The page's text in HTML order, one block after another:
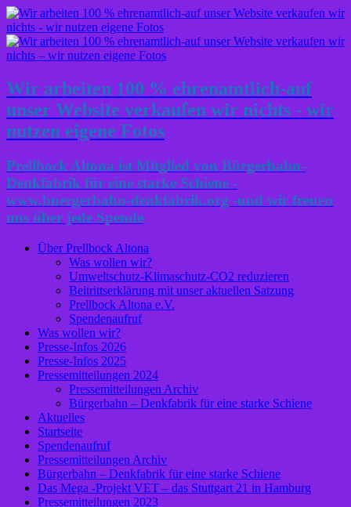
Wir arbeiten 100 % ehrenamtlich-auf
unser Website verkaufen wir nichts - wir
nutzen eigene Fotos
Prellbock Altona ist Mitglied von Bürgerbahn-
Denkfabrik für eine starke Schiene -
www.buergerbahn-denkfabrik.org -und wir freuen
uns über jede Spende
Über Prellbock Altona
Was wollen wir?
Umweltschutz-Klimaschutz-CO2 reduzieren
Beitrittserklärung mit unser aktuellen Satzung
Prellbock Altona e.V.
Spendenaufruf
Was wollen wir?
Presse-Infos 2026
Presse-Infos 2025
Pressemitteilungen 2024
Pressemitteilungen Archiv
Bürgerbahn – Denkfabrik für eine starke Schiene
Aktuelles
Startseite
Spendenaufruf
Pressemitteilungen Archiv
Bürgerbahn – Denkfabrik für eine starke Schiene
Das Mega -Projekt VET – das Stuttgart 21 in Hamburg
Pressemitteilungen 2023